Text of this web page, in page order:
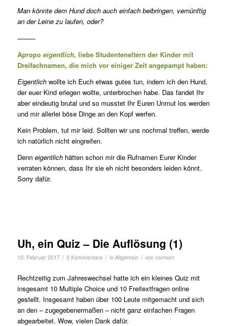
Man könnte dem Hund doch auch einfach beibringen, vernünftig
an der Leine zu laufen, oder?
–––––
Apropo eigentlich, liebe Studenteneltern der Kinder mit
Dreifachnamen, die mich vor einiger Zeit angepampt haben:
Eigentlichwollte ich Euch etwas gutes tun, indem ich den Hund,
der euer Kind erlegen wollte, unterbrochen habe. Das fandet Ihr
aber eindeutig brutal und so musstet Ihr Euren Unmut los werden
und mir allerlei böse Dinge an den Kopf werfen.
Kein Problem, tut mir leid. Sollten wir uns nochmal treffen, werde
ich natürlich nicht eingreifen.
Denn eigentlichhätten schon mir die Rufnamen Eurer Kinder
verraten können, dass Ihr sie eh nicht besonders leiden könnt.
Sorry dafür.
Uh, ein Quiz – Die Auflösung (1)
10. Februar 2017 / 0 Kommentare / in Allgemein / von normen
Rechtzeitig zum Jahreswechsel hatte ich ein kleines Quiz mit
insgesamt 10 Multiple Choice und 10 Freitextfragen online
gestellt. Insgesamt haben über 100 Leute mitgemacht und sich
an den – zugegebenermaßen – nicht ganz einfachen Fragen
abgearbeitet. Wow, vielen Dank dafür.